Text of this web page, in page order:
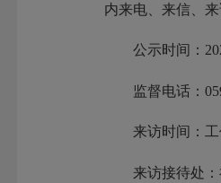
内来电、来信、
公示时间：
监督电话：
来访时间：工作
来访接待处：